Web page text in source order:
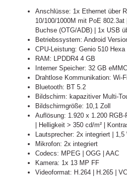
Anschlüsse: 1x Ethernet über
10/100/1000M mit PoE
Buchse (OTG/ADB) | 1x USB
Betriebssystem: Android
CPU-Leistung: Genio 510 Hexa
RAM: LPDDR4 4 GB
Interner Speicher: 32 GB
Drahtlose Kommunikation: Wi-
Bluetooth: BT 5.2
Bildschirm: kapazitiver Multi-
Bildschirmgröße: 10,1 Zoll
Auflösung: 1.920 x 1.200
| Helligkeit > 350 cd/m² |
Lautsprecher: 2x integriert | 1,5
Mikrofon: 2x integriert
Codecs: MPEG | OGG | AAC
Kamera: 1x 13 MP FF
Videoformat: H.264 | H.265 |